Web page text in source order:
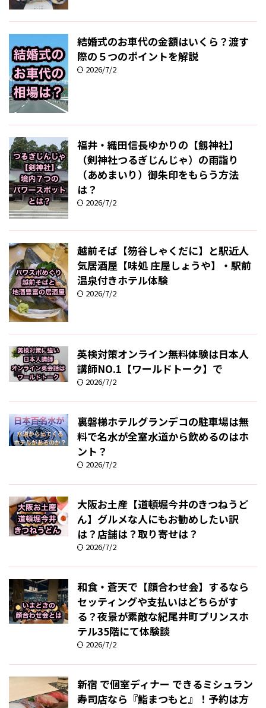
結婚式のお車代の金額はいくら？渡す
際の５つのポイントを解説
2026/7/2
福井・織田信長ゆかりの【劔神社】
（剣神社つるぎじんじゃ）の雨詣り
（あめまいり）御朱印をもらう方法
は？
2026/7/2
越前そば【笏谷しゃくだに】と駅近人
気居酒屋【味処 庄屋しょうや】・駅前
温泉付きホテル体験
2026/7/2
英検対策オンライン無料体験は日本人
講師NO.1【ワールドトーク】で
2026/7/2
裏磐梯ホテルグランデコの駐車場は無
料で名水が全室水道から飲めるのはホ
ント？
2026/7/2
大阪お土産【道頓堀今井のきつねうど
ん】グルメな人にもお勧めしたい訳
は？店舗は？取り寄せは？
2026/7/2
和食・蒼天で【顔合わせ会】するなら
セッティングや支払いはどちらがす
る？夜景が素敵な紀尾井町プリンスホ
テル35階にて体験談
2026/7/2
新宿 で個室ディナー できるミシュラン
寿司店なら『鮨まつもと』！予約は方